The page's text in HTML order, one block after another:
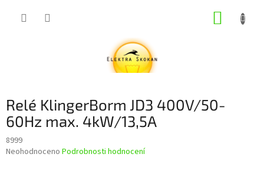
Relé KlingerBorm JD3 400V/50-
60Hz max. 4kW/13,5A
8999
Průměrné
Neohodnoceno Podrobnosti hodnocení